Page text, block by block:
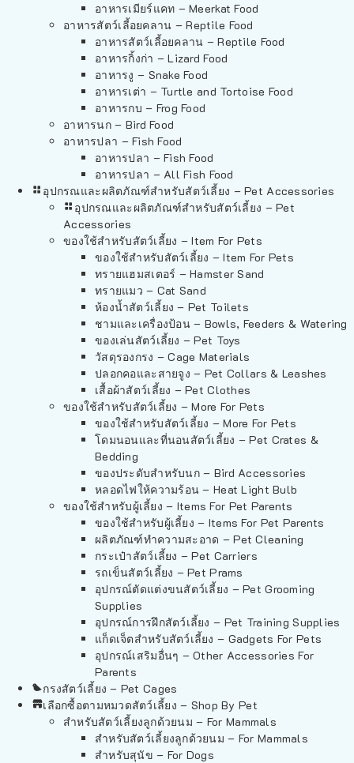
อาหารเมียร์แคท – Meerkat Food
อาหารสัตว์เลี้อยคลาน – Reptile Food
อาหารสัตว์เลี้อยคลาน – Reptile Food
อาหารกิ้งก่า – Lizard Food
อาหารงู – Snake Food
อาหารเต่า – Turtle and Tortoise Food
อาหารกบ – Frog Food
อาหารนก – Bird Food
อาหารปลา – Fish Food
อาหารปลา – Fish Food
อาหารปลา – All Fish Food
อุปกรณและผลิตภัณฑ์สำหรับสัตว์เลี้ยง – Pet Accessories
อุปกรณและผลิตภัณฑ์สำหรับสัตว์เลี้ยง – Pet
Accessories
ของใช้สำหรับสัตว์เลี้ยง – Item For Pets
ของใช้สำหรับสัตว์เลี้ยง – Item For Pets
ทรายแฮมสเตอร์ – Hamster Sand
ทรายแมว – Cat Sand
ห้องน้ำสัตว์เลี้ยง – Pet Toilets
ชามและเครื่องป้อน – Bowls, Feeders & Watering
ของเล่นสัตว์เลี้ยง – Pet Toys
วัสดุรองกรง – Cage Materials
ปลอกคอและสายจูง – Pet Collars & Leashes
เสื้อผ้าสัตว์เลี้ยง – Pet Clothes
ของใช้สำหรับสัตว์เลี้ยง – More For Pets
ของใช้สำหรับสัตว์เลี้ยง – More For Pets
โดมนอนและที่นอนสัตว์เลี้ยง – Pet Crates &
Bedding
ของประดับสำหรับนก – Bird Accessories
หลอดไฟให้ความร้อน – Heat Light Bulb
ของใช้สำหรับผู้เลี้ยง – Items For Pet Parents
ของใช้สำหรับผู้เลี้ยง – Items For Pet Parents
ผลิตภัณฑ์ทำความสะอาด – Pet Cleaning
กระเป๋าสัตว์เลี้ยง – Pet Carriers
รถเข็นสัตว์เลี้ยง – Pet Prams
อุปกรณ์ตัดแต่งขนสัตว์เลี้ยง – Pet Grooming
Supplies
อุปกรณ์การฝึกสัตว์เลี้ยง – Pet Training Supplies
แก็ดเจ็ตสำหรับสัตว์เลี้ยง – Gadgets For Pets
อุปกรณ์เสริมอื่นๆ – Other Accessories For
Parents
กรงสัตว์เลี้ยง – Pet Cages
เลือกซื้อตามหมวดสัตว์เลี้ยง – Shop By Pet
สำหรับสัตว์เลี้ยงลูกด้วยนม – For Mammals
สำหรับสัตว์เลี้ยงลูกด้วยนม – For Mammals
สำหรับสุนัข – For Dogs